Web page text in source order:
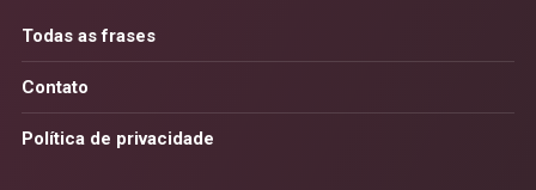
Todas as frases
Contato
Política de privacidade